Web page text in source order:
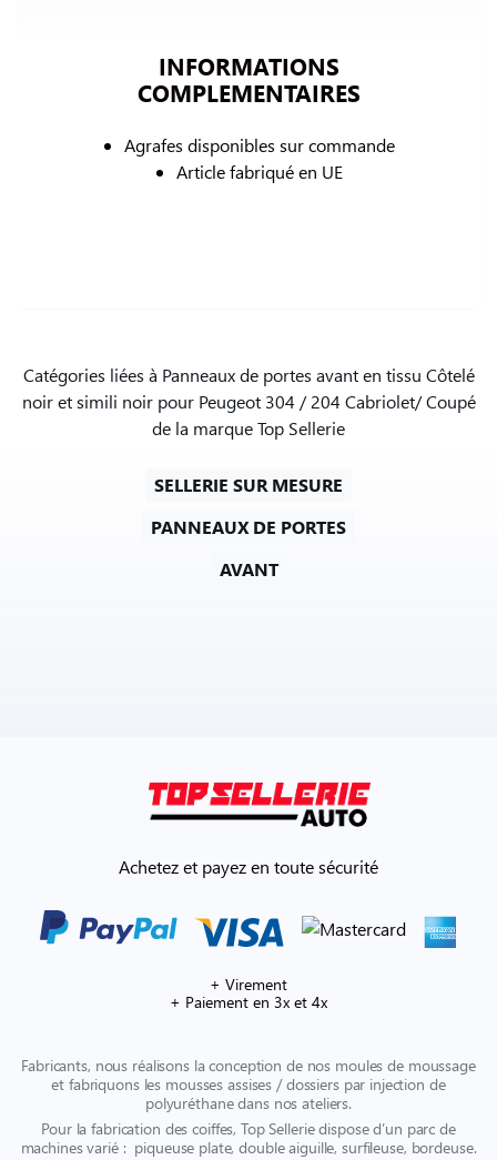
INFORMATIONS
COMPLEMENTAIRES
Agrafes disponibles sur commande
Article fabriqué en UE
Catégories liées à Panneaux de portes avant en tissu Côtelé
noir et simili noir pour Peugeot 304 / 204 Cabriolet/ Coupé
de la marque Top Sellerie
SELLERIE SUR MESURE
PANNEAUX DE PORTES
AVANT
Achetez et payez en toute sécurité
+ Virement
+ Paiement en 3x et 4x
Fabricants, nous réalisons la conception de nos moules de moussage
et fabriquons les mousses assises / dossiers par injection de
polyuréthane dans nos ateliers.
Pour la fabrication des coiffes, Top Sellerie dispose d’un parc de
machines varié : piqueuse plate, double aiguille, surfileuse, bordeuse.